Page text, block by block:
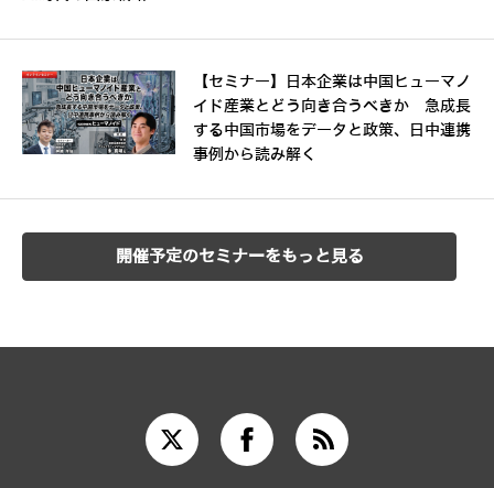
【セミナー】日本企業は中国ヒューマノ
イド産業とどう向き合うべきか 急成長
する中国市場をデータと政策、日中連携
事例から読み解く
開催予定のセミナーをもっと見る